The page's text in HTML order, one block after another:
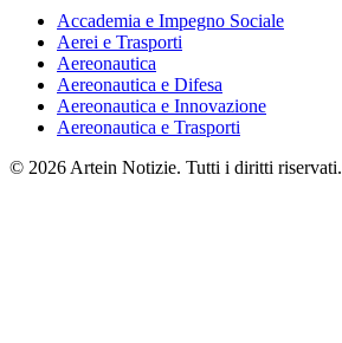
Accademia e Impegno Sociale
Aerei e Trasporti
Aereonautica
Aereonautica e Difesa
Aereonautica e Innovazione
Aereonautica e Trasporti
© 2026 Artein Notizie. Tutti i diritti riservati.